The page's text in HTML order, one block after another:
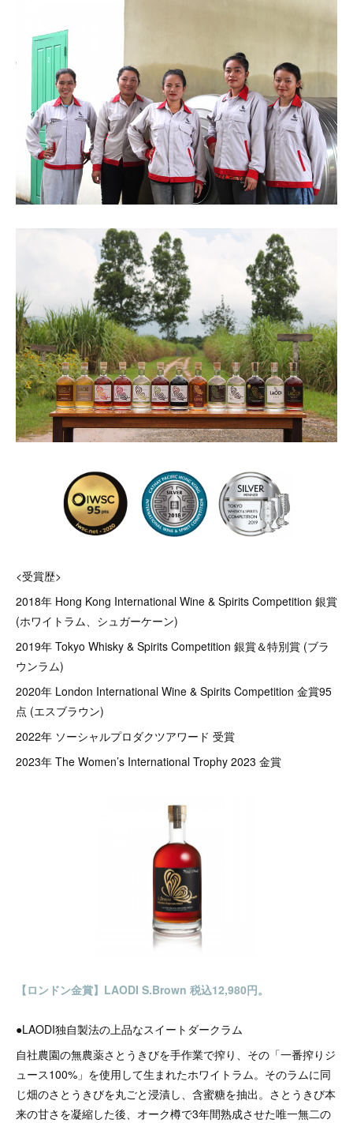
<受賞歴>
2018年 Hong Kong International Wine & Spirits Competition 銀賞
(ホワイトラム、シュガーケーン)
2019年 Tokyo Whisky & Spirits Competition 銀賞＆特別賞 (ブラ
ウンラム)
2020年 London International Wine & Spirits Competition 金賞95
点 (エスブラウン)
2022年 ソーシャルプロダクツアワード 受賞
2023年 The Women’s International Trophy 2023 金賞
【ロンドン金賞】LAODI S.Brown 税込12,980円。
●LAODI独自製法の上品なスイートダークラム
自社農園の無農薬さとうきびを手作業で搾り、その「一番搾りジ
ュース100%」を使用して生まれたホワイトラム。そのラムに同
じ畑のさとうきびを丸ごと浸漬し、含蜜糖を抽出。さとうきび本
来の甘さを凝縮した後、オーク樽で3年間熟成させた唯一無二の